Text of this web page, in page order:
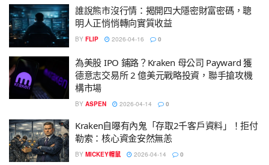
誰說熊市沒行情：揭開四大隱密財富密碼，聰
明人正悄悄轉向實質收益
BY FLIP 2026-04-16 0
為美股 IPO 鋪路？Kraken 母公司 Payward 獲
德意志交易所 2 億美元戰略投資，聯手搶攻機
構市場
BY ASPEN 2026-04-14 0
Kraken自曝有內鬼「存取2千客戶資料」！拒付
勒索：核心資金安然無恙
BY MICKEY帽鼠 2026-04-14 0